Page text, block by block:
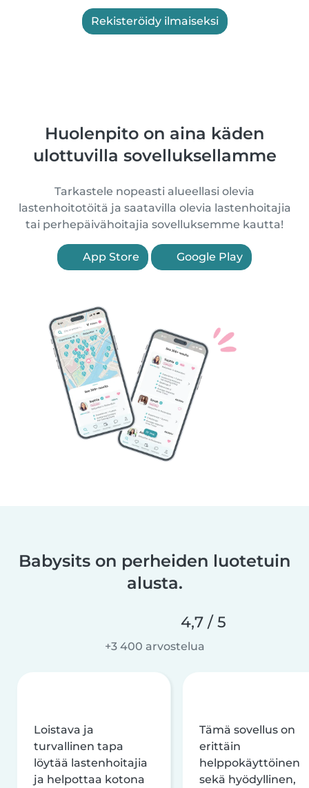
Rekisteröidy ilmaiseksi
Huolenpito on aina käden
ulottuvilla sovelluksellamme
Tarkastele nopeasti alueellasi olevia
lastenhoitotöitä ja saatavilla olevia lastenhoitajia
tai perhepäivähoitajia sovelluksemme kautta!
App Store Google Play
Babysits on perheiden luotetuin
alusta.
4,7 / 5
+3 400 arvostelua
Loistava ja
turvallinen tapa
löytää lastenhoitajia
ja helpottaa kotona
Tämä sovellus on
erittäin
helppokäyttöinen
sekä hyödyllinen,